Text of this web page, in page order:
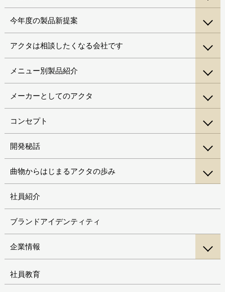
今年度の製品新提案
アクタは相談したくなる会社です
メニュー別製品紹介
メーカーとしてのアクタ
コンセプト
開発秘話
曲物からはじまるアクタの歩み
社員紹介
ブランドアイデンティティ
企業情報
社員教育